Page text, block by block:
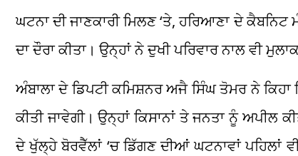
ਘਟਨਾ ਦੀ ਜਾਣਕਾਰੀ ਮਿਲਣ ‘ਤੇ, ਹਰਿਆਣਾ ਦੇ
ਦਾ ਦੌਰਾ ਕੀਤਾ। ਉਨ੍ਹਾਂ ਨੇ ਦੁਖੀ ਪਰਿਵਾਰ ਨਾਲ ਵੀ
ਅੰਬਾਲਾ ਦੇ ਡਿਪਟੀ ਕਮਿਸ਼ਨਰ ਅਜੈ ਸਿੰਘ ਤੋਮਰ ਨੇ
ਕੀਤੀ ਜਾਵੇਗੀ। ਉਨ੍ਹਾਂ ਕਿਸਾਨਾਂ ਤੇ ਜਨਤਾ ਨੂੰ
ਦੇ ਖੁੱਲ੍ਹੇ ਬੋਰਵੈੱਲਾਂ ‘ਚ ਡਿੱਗਣ ਦੀਆਂ ਘਟਨਾਵਾਂ ਪਹਿਲਾਂ